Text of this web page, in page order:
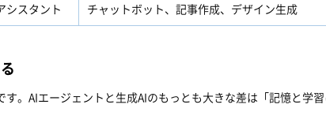
シスタント チャットボット、記事作成、デザイン生成
。AIエージェントと生成AIのもっとも大きな差は「記憶と学